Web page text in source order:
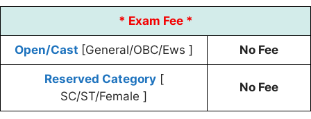
* Exam Fee *
Open/Cast [General/OBC/Ews ] No Fee
Reserved Category[
SC/ST/Female ]
No Fee